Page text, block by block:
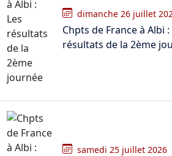
dimanche 26 juillet
Chpts de France à Albi :
résultats de la 2ème
samedi 25 juillet 2026